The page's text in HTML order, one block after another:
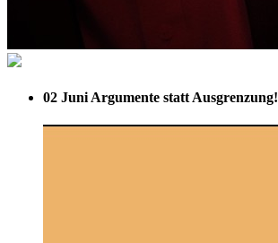
02 Juni Argumente statt Ausgrenzung!